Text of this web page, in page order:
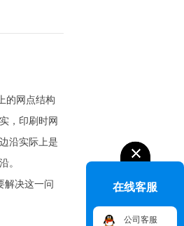
的网点结构
，印刷时网
沿实际上是
。
解决这一问
在线客服
公司客服